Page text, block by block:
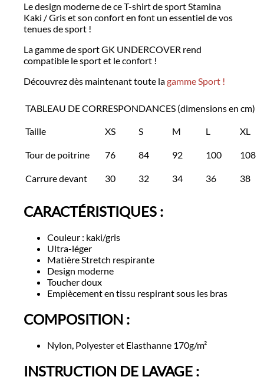
Le design moderne de ce T-shirt de sport Stamina
Kaki / Gris et son confort en font un essentiel de vos
tenues de sport !
La gamme de sport GK UNDERCOVER rend
compatible le sport et le confort !
Découvrez dès maintenant toute lagamme Sport !
TABLEAU DE CORRESPONDANCES (dimensions en cm)
Taille XS S M L XL
Tour de poitrine 76 84 92 100 108
Carrure devant 30 32 34 36 38
CARACTÉRISTIQUES :
Couleur : kaki/gris
Ultra-léger
Matière Stretch respirante
Design moderne
Toucher doux
Empiècement en tissu respirant sous les bras
COMPOSITION :
Nylon, Polyester et Elasthanne 170g/m²
INSTRUCTION DE LAVAGE :